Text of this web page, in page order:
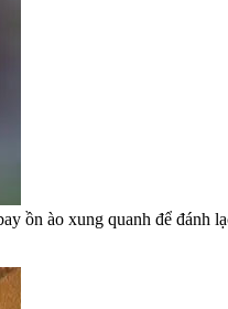
ồn ào xung quanh để